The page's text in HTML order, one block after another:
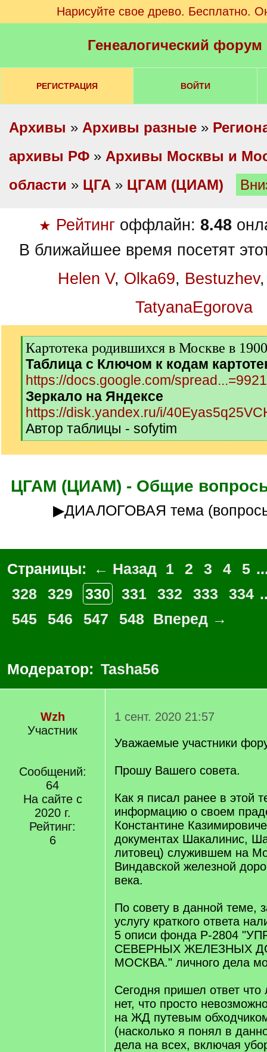
Нарисуйте свое древо. Бесплатно.
Генеалогический
РЕГИСТРАЦИЯ ВОЙТИ
Архивы » Архивы разные »
архивы РФ » Архивы Москвы и
области » ЦГА » ЦГАМ (ЦИАМ)
★ Рейтинг оффлайн: 8.48
В ближайшее время посетят
Helen V, Olka69, Bestuzhev
TatyanaEgorova
[
q
Картотека родившихся в Москве в
Таблица с Ключом к кодам
https://docs.google.com/
Зеркало на Яндексе
https://disk.yandex.ru/i/
Автор таблицы - sofytim
[
/
ЦГАМ (ЦИАМ) - Общие
▶ДИАЛОГОВАЯ тема
Страницы: ← Назад 1 2 3 4 5
328
329 330 331 332 333 334
545
546 547 548 Вперед →
Модератор: Tasha56
Wzh
Участник
Сообщений:
64
На сайте с
2020 г.
Рейтинг:
6
1 сент. 2020 21:57
Уважаемые участники
Прошу Вашего совета.
Как я писал ранее в этой
информацию о своем
Константине
документах Шакалинис,
литовец) служившем на
Виндавской железной
века.
По совету в данной теме,
услугу краткого ответа
5 описи фонда Р-2804
СЕВЕРНЫХ ЖЕЛЕЗНЫХ
МОСКВА." личного дела
Сегодня пришел ответ что
нет, что просто
на ЖД путевым
(насколько я понял в
дела на всех, включая